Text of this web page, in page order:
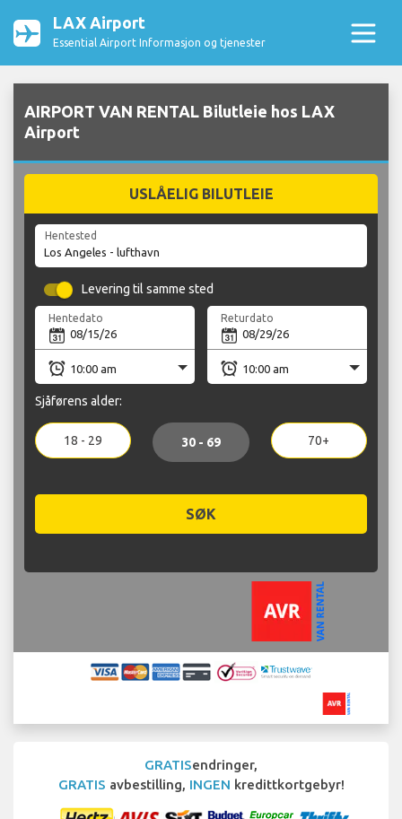
LAX Airport
Essential Airport Informasjon og tjenester
AIRPORT VAN RENTAL Bilutleie hos LAX
Airport
USLÅELIG BILUTLEIE
Hentested
Levering til samme sted
Hentedato Returdato
Sjåførens alder:
18 - 29 30 - 69 70+
SØK
GRATISendringer,
GRATIS avbestilling, INGEN kredittkortgebyr!